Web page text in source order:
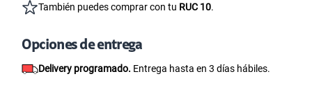
También puedes comprar con tu RUC 10.
Opciones de entrega
Delivery programado. Entrega hasta en 3 días hábiles.